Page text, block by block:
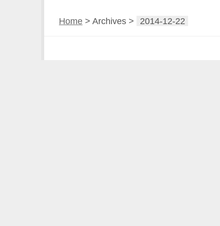
Home > Archives > 2014-12-22